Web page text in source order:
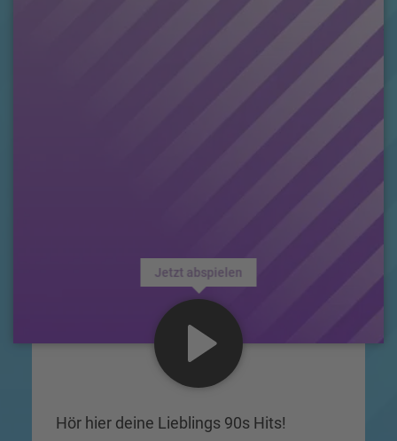
Jetzt abspielen
Hör hier deine Lieblings 90s Hits!